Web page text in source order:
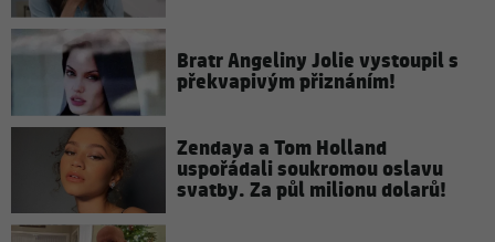
Bratr Angeliny Jolie vystoupil s
překvapivým přiznáním!
Zendaya a Tom Holland
uspořádali soukromou oslavu
svatby. Za půl milionu dolarů!